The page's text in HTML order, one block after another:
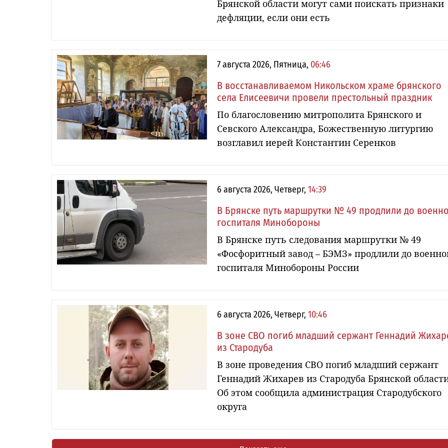
Брянской области могут сами поискать признаки
дефляции, если они есть
7 августа 2026, Пятница, 06:46
В восстанавливаемом Никольском храме брянского
села Елисеевичи провели престольный праздник
По благословению митрополита Брянского и
Севского Александра, Божественную литургию
возглавил иерей Константин Серенков
6 августа 2026, Четверг, 14:39
В Брянске путь маршрутки № 49 продлили до
госпиталя Минобороны
В Брянске путь следования маршрутки № 49
«Фосфоритный завод – БЭМЗ» продлили до
госпиталя Минобороны России
6 августа 2026, Четверг, 10:46
В зоне СВО погиб младший сержант Геннадий
из Стародуба
В зоне проведения СВО погиб младший сержант
Геннадий Жихарев из Стародуба Брянской
Об этом сообщила администрация Стародубского
округа